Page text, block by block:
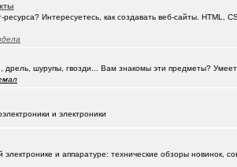
позитивной волне) - 4(avd173791) +11989
(Кречет) +56
губернатора!(Portishe..)
жены? (tramov) +4
Интересуетесь, как создавать веб-сайты. HTML,
дрель, шурупы, гвозди... Вам знакомы эти предметы?
и электроники
и аппаратуре: технические обзоры новинок,